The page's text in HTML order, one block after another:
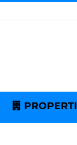
PROPERTI